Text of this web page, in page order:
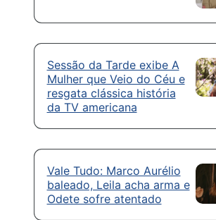
Sessão da Tarde exibe A
Mulher que Veio do Céu e
resgata clássica história
da TV americana
Vale Tudo: Marco Aurélio
baleado, Leila acha arma e
Odete sofre atentado